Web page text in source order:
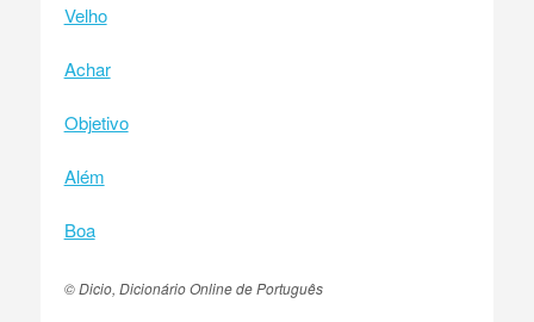
Velho
Achar
Objetivo
Além
Boa
© Dicio, Dicionário Online de Português